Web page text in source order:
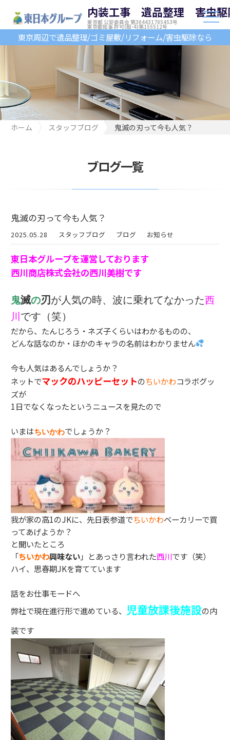
東京周辺で遺品整理/ゴミ屋敷/リフォーム/害虫駆除なら
内装工事 遺品整理 害虫駆
東京都 公安委員会 第304431705453号
東京都知事 許可(般-4)第155512号
ホーム スタッフブログ 鬼滅の刃って今も人気？
ブログ一覧
鬼滅の刃って今も人気？
2025.05.28 スタッフブログ ブログ お知らせ
東日本グループを運営しております
西川商店株式会社の西川美樹です
鬼滅の刃が人気の時、波に乗れてなかった西
川 です（笑）
だから、たんじろう・ネズ子くらいはわかるものの、
どんな話なのか・ほかのキャラの名前はわかりません
今も人気はあるんでしょうか？
ネットでマックのハッピーセットのちいかわコラボグッ
ズが
1日でなくなったというニュースを見たので
いまはちいかわでしょうか？
我が家の高1のJKに、先日表参道でちいかわベーカリーで買
ってあげようか？
と聞いたところ
「ちいかわ興味ない」とあっさり言われた西川です（笑）
ハイ、思春期JKを育てています
話をお仕事モードへ
弊社で現在進行形で進めている、 児童放課後施設の内
装です